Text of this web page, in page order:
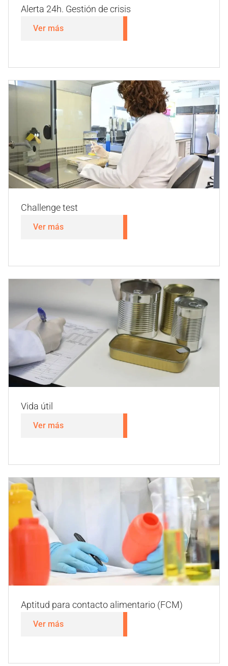
Challenge test
Vida útil
Ver más